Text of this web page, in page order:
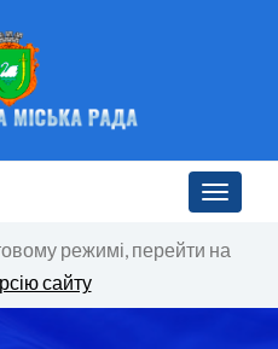
Toggle
режимі, перейти на
сайту